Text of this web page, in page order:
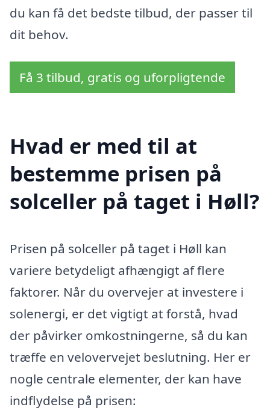
du kan få det bedste tilbud, der passer til
dit behov.
Få 3 tilbud, gratis og uforpligtende
Hvad er med til at
bestemme prisen på
solceller på taget i Høll?
Prisen på solceller på taget i Høll kan
variere betydeligt afhængigt af flere
faktorer. Når du overvejer at investere i
solenergi, er det vigtigt at forstå, hvad
der påvirker omkostningerne, så du kan
træffe en velovervejet beslutning. Her er
nogle centrale elementer, der kan have
indflydelse på prisen: